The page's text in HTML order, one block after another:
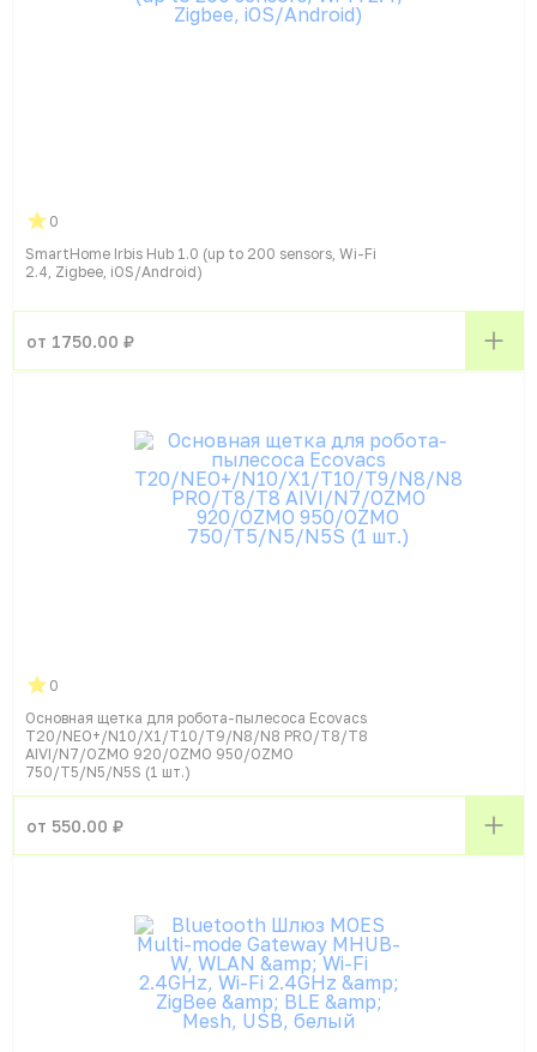
0
SmartHome Irbis Hub 1.0 (up to 200 sensors, Wi-Fi
2.4, Zigbee, iOS/Android)
от 1750.00 ₽
0
Основная щетка для робота-пылесоса Ecovacs
T20/NEO+/N10/X1/T10/T9/N8/N8 PRO/T8/T8
AIVI/N7/OZMO 920/OZMO 950/OZMO
750/T5/N5/N5S (1 шт.)
от 550.00 ₽